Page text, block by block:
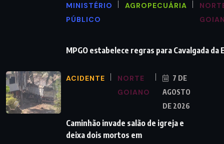
MINISTÉRIO
PÚBLICO
AGROPECUÁRIA
MPGO estabelece regras para Cavalgada
ACIDENTE
NORTE
GOIANO
7 DE
AGOSTO
DE 2026
Caminhão invade salão de igreja e
deixa dois mortos em